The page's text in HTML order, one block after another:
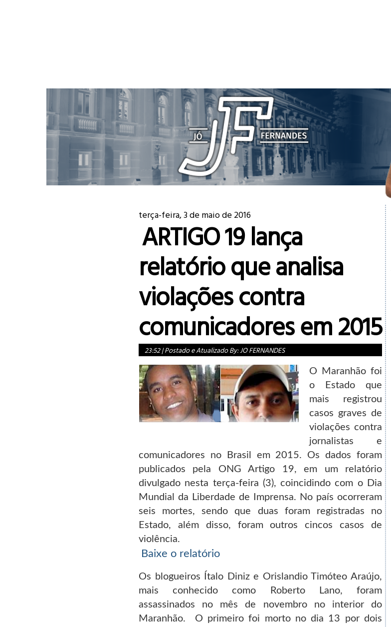
terça-feira, 3 de maio de 2016
ARTIGO 19 lança
relatório que analisa
violações contra
comunicadores em 2015
23:52|Postado e Atualizado By:JO FERNANDES
O Maranhão foi
o Estado que
mais registrou
casos graves de
violações contra
jornalistas e
comunicadores no Brasil em 2015. Os dados foram
publicados pela ONG Artigo 19, em um relatório
divulgado nesta terça-feira (3), coincidindo com o Dia
Mundial da Liberdade de Imprensa. No país ocorreram
seis mortes, sendo que duas foram registradas no
Estado, além disso, foram outros cincos casos de
violência.
Baixe o relatório
Os blogueiros Ítalo Diniz e Orislandio Timóteo Araújo,
mais conhecido como Roberto Lano, foram
assassinados no mês de novembro no interior do
Maranhão. O primeiro foi morto no dia 13 por dois